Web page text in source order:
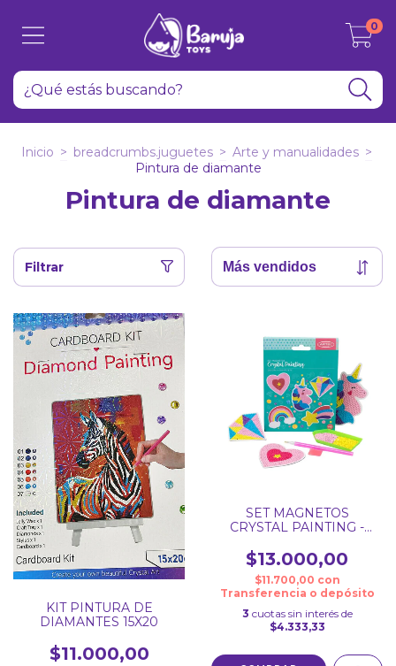
0
Inicio > breadcrumbs.juguetes > Arte y manualidades >
Pintura de diamante
Pintura de diamante
Filtrar
KIT PINTURA DE
DIAMANTES 15X20
$11.000,00
SET MAGNETOS
CRYSTAL PAINTING -
$13.000,00
$11.700,00 con
Transferencia o depósito
3 cuotas sin interés de
$4.333,33